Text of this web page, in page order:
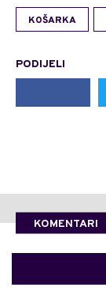
KOŠARKA
PODIJELI
KOMENTARI